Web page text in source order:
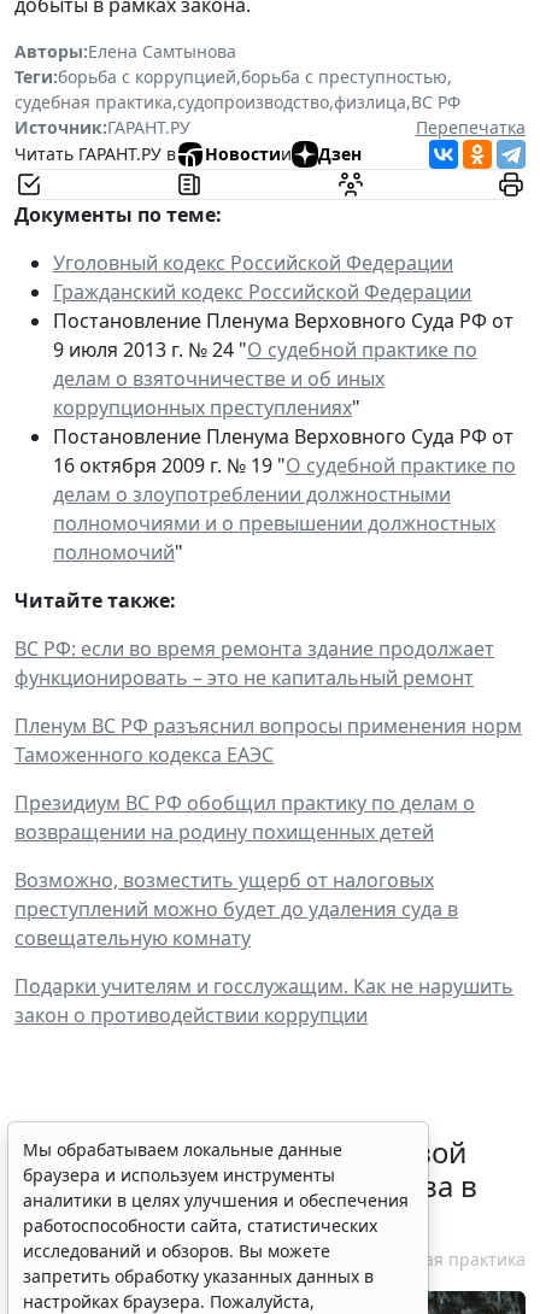
Авторы:Елена Самтынова
Теги:борьба с коррупцией,борьба с преступностью,
судебная практика,судопроизводство,физлица,ВС РФ
Источник:ГАРАНТ.РУ
Перепечатка
Читать ГАРАНТ.РУ в
Новостии Дзен
Документы по теме:
Уголовный кодекс Российской Федерации
Гражданский кодекс Российской Федерации
Постановление Пленума Верховного Суда РФ от
9 июля 2013 г. № 24 "О судебной практике по
делам о взяточничестве и об иных
коррупционных преступлениях"
Постановление Пленума Верховного Суда РФ от
16 октября 2009 г. № 19 "О судебной практике по
делам о злоупотреблении должностными
полномочиями и о превышении должностных
полномочий"
Читайте также:
ВС РФ: если во время ремонта здание продолжает
функционировать – это не капитальный ремонт
Пленум ВС РФ разъяснил вопросы применения норм
Таможенного кодекса ЕАЭС
Президиум ВС РФ обобщил практику по делам о
возвращении на родину похищенных детей
Возможно, возместить ущерб от налоговых
преступлений можно будет до удаления суда в
совещательную комнату
Подарки учителям и госслужащим. Как не нарушить
закон о противодействии коррупции
Суд обязал заключить трудовой
договор при признании отказа в
приеме незаконным
6 августа 2026 18:38 Судебная практика
Мы обрабатываем локальные данные
браузера и используем инструменты
аналитики в целях улучшения и обеспечения
работоспособности сайта, статистических
исследований и обзоров. Вы можете
запретить обработку указанных данных в
настройках браузера. Пожалуйста,